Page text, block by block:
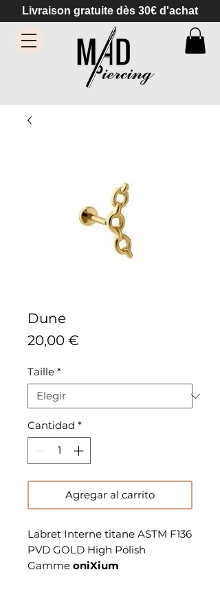
Livraison gratuite dès 30€ d'achat
Dune
20,00 €
Taille *
Cantidad *
Agregar al carrito
Labret Interne titane ASTM F136
PVD GOLD High Polish
Gamme oniXium